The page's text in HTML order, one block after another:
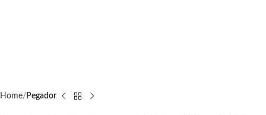
Home Pegador​